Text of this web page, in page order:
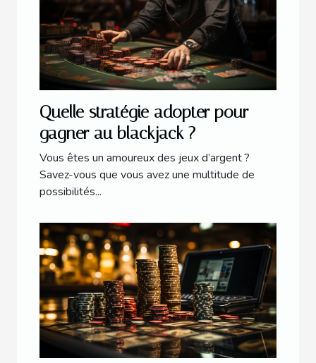
Quelle stratégie adopter pour
gagner au blackjack ?
Vous êtes un amoureux des jeux d’argent ?
Savez-vous que vous avez une multitude de
possibilités...